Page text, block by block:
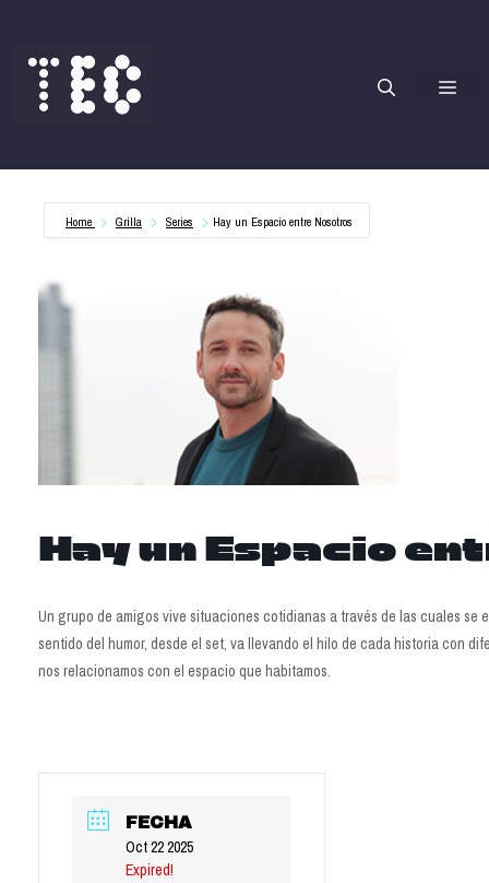
contenido
Home Grilla Series Hay un Espacio entre Nosotros
Hay un Espacio
Un grupo de amigos vive situaciones cotidianas a través de las cuales
sentido del humor, desde el set, va llevando el hilo de cada historia con
nos relacionamos con el espacio que habitamos.
FECHA
Oct 22 2025
Expired!